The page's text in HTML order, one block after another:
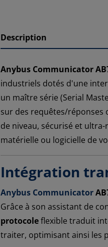
Description
Anybus Communicator
industriels dotés d'une
un maître série (Serial
sur des requêtes/réponses
de niveau, sécurisé et
matérielle ou logicielle de
Intégration
Anybus Communicator
Grâce à son assistant de
protocoleflexible traduit
traiter, optimisant ainsi les